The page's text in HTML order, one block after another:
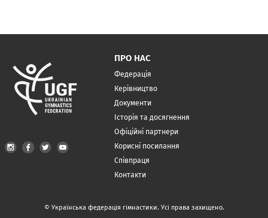
ПРО НАС
Федерація
Керівництво
Документи
Історія та досягнення
Офіційні партнери
Корисні посилання
Співпраця
Контакти
© Українська федерація гімнастики. Усі права захищено.